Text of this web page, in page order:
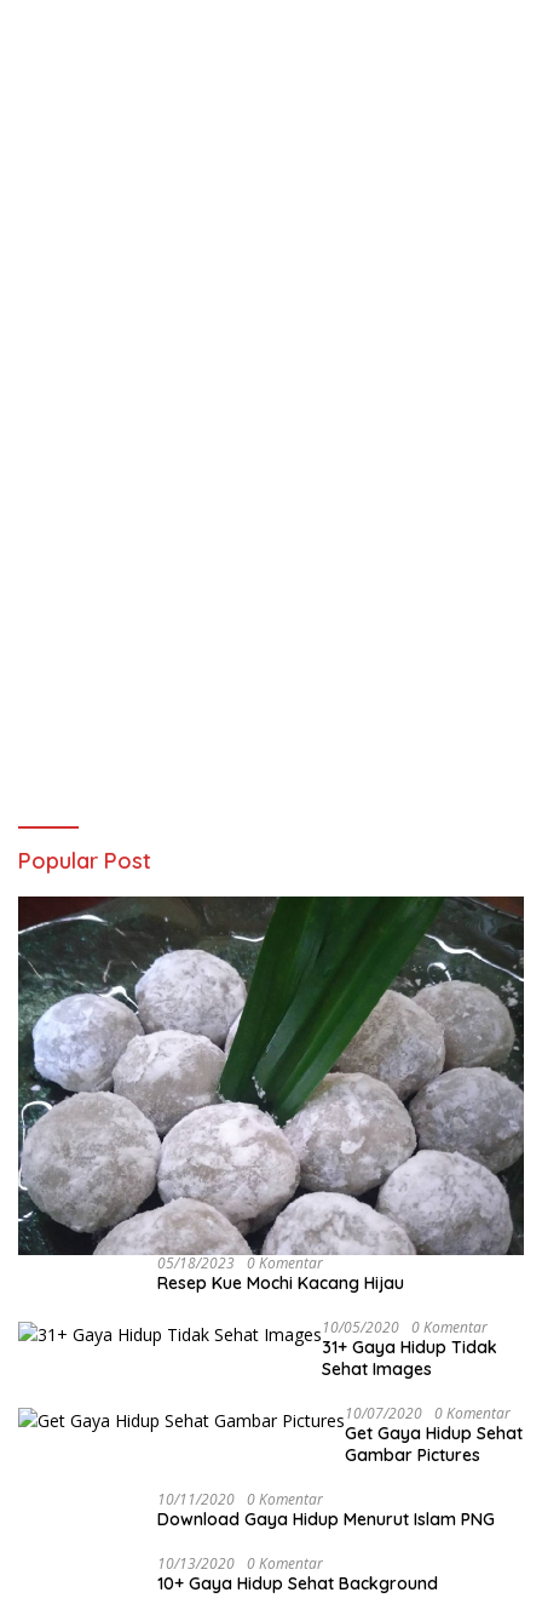
Popular Post
05/18/2023 0 Komentar
Resep Kue Mochi Kacang Hijau
10/05/2020 0 Komentar
31+ Gaya Hidup Tidak
Sehat Images
10/07/2020 0 Komentar
Get Gaya Hidup Sehat
Gambar Pictures
10/11/2020 0 Komentar
Download Gaya Hidup Menurut Islam PNG
10/13/2020 0 Komentar
10+ Gaya Hidup Sehat Background